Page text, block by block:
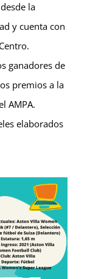
la
y cuenta con
ganadores de
premios a la
AMPA.
elaborados